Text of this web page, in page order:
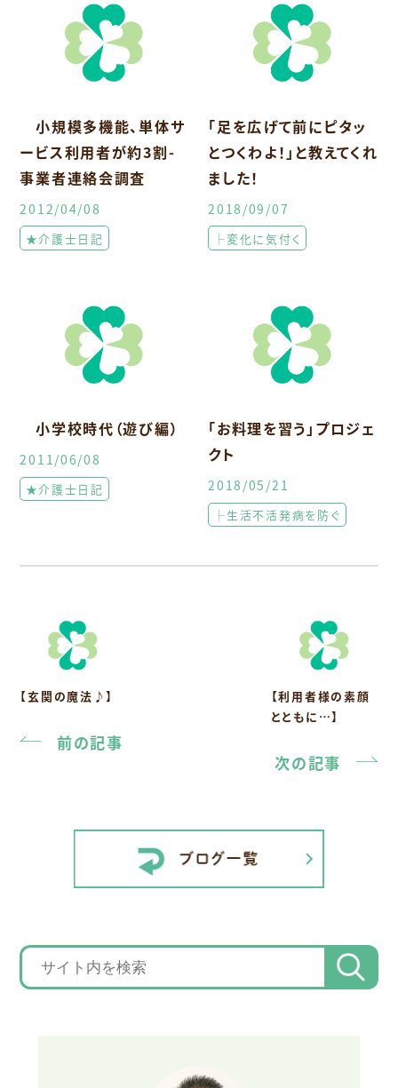
小規模多機能、単体サ
ービス利用者が約3割-
事業者連絡会調査
2012/04/08
★介護士日記
「足を広げて前にピタッ
とつくわよ！」と教えてくれ
ました！
2018/09/07
├変化に気付く
小学校時代（遊び編）
2011/06/08
★介護士日記
「お料理を習う」プロジェ
クト
2018/05/21
├生活不活発病を防ぐ
【玄関の魔法♪】
前の記事
【利用者様の素顔
とともに…】
次の記事